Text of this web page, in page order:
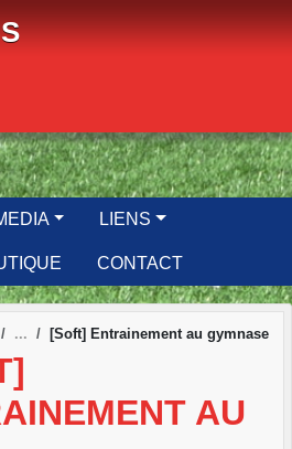
LIENS
CONTACT
[Soft] Entrainement au gymnase
AU